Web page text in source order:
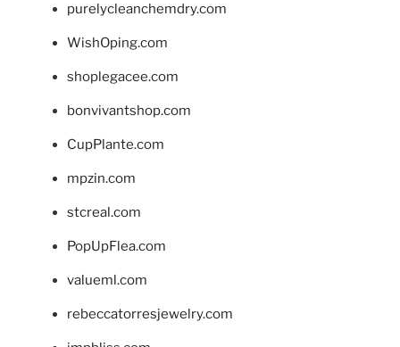
purelycleanchemdry.com
WishOping.com
shoplegacee.com
bonvivantshop.com
CupPlante.com
mpzin.com
stcreal.com
PopUpFlea.com
valueml.com
rebeccatorresjewelry.com